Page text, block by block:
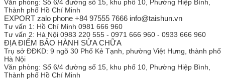
Văn phòng: Số 6/4 đường số 15, khu phố 10, Phường Hiệp Bình,
Thành phố Hồ Chí Minh
EXPORT zalo phone +84 97555 7666 info@taishun.vn
Tư vấn 1: Hồ Chí Minh 0981 666 960
Tư vấn 2: Hà Nội 0983 220 555 - 0971 666 960 - 0933 666 960
ĐỊA ĐIỂM BẢO HÀNH SỬA CHỮA
Trụ sở ĐĐKD: 9 ngõ 30 Phố Kẻ Tạnh, phường Việt Hưng, thành phố
Hà Nội
Văn phòng: Số 6/4 đường số 15, khu phố 10, Phường Hiệp Bình,
Thành phố Hồ Chí Minh